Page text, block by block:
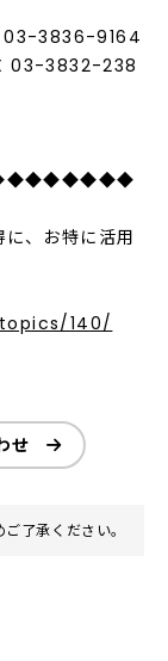
03-3836-9164
03-3832-238
、お特に活用
140/
せ
了承ください。